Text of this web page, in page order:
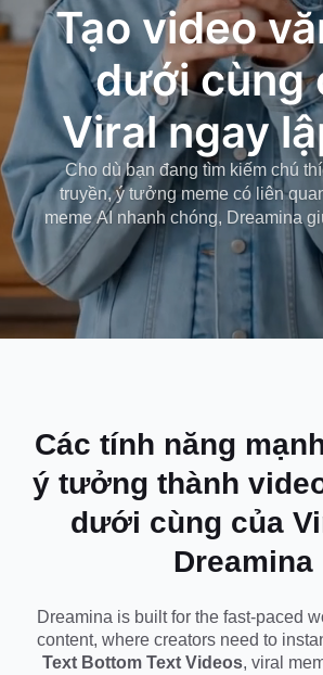
Tạo video
dưới cùng
Viral ngay
với AI
Cho dù bạn đang tìm kiếm chú
truyền, ý tưởng meme có liên
meme AI nhanh chóng, Dreamina
tạo nội dung có nguồn gốc từ văn
nay.
Các tính năng
ý tưởng thành
dưới cùng của
Dreamina
Dreamina is built for the fast-paced
content, where creators need to
Text Bottom Text Videos, viral